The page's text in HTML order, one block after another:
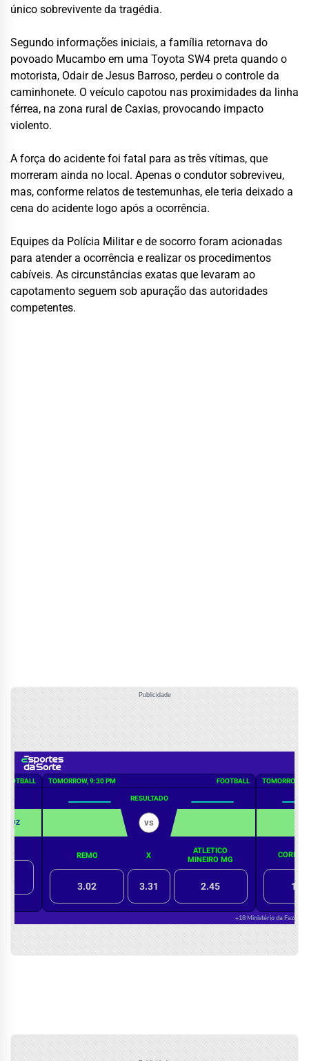
único sobrevivente da tragédia.
Segundo informações iniciais, a família retornava do
povoado Mucambo em uma Toyota SW4 preta quando o
motorista, Odair de Jesus Barroso, perdeu o controle da
caminhonete. O veículo capotou nas proximidades da linha
férrea, na zona rural de Caxias, provocando impacto
violento.
A força do acidente foi fatal para as três vítimas, que
morreram ainda no local. Apenas o condutor sobreviveu,
mas, conforme relatos de testemunhas, ele teria deixado a
cena do acidente logo após a ocorrência.
Equipes da Polícia Militar e de socorro foram acionadas
para atender a ocorrência e realizar os procedimentos
cabíveis. As circunstâncias exatas que levaram ao
capotamento seguem sob apuração das autoridades
competentes.
Publicidade